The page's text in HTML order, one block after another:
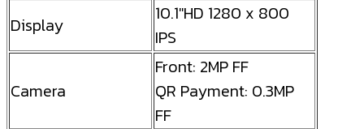
Display
10.1″HD 1280 x 800
IPS
Camera
Front: 2MP FF
QR Payment: 0.3MP
FF